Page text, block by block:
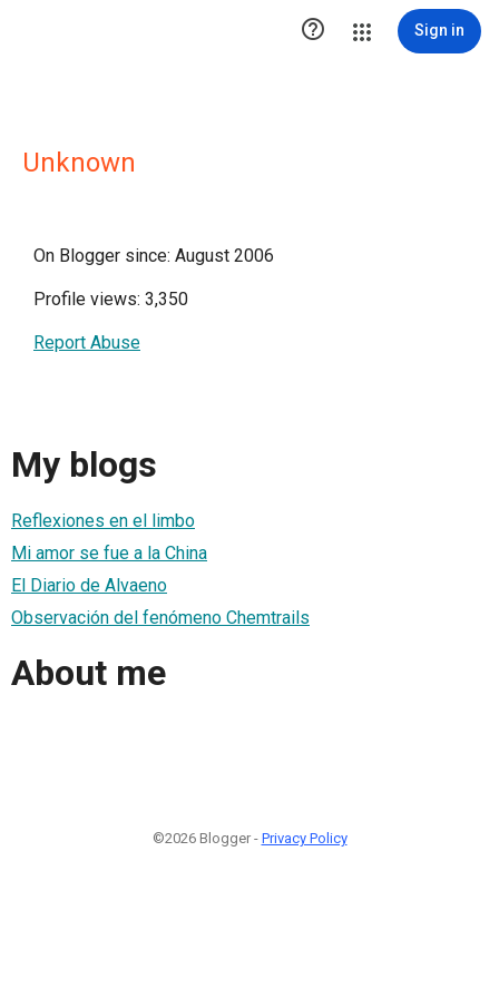
 Sign in
Unknown
On Blogger since: August 2006
Profile views: 3,350
Report Abuse
My blogs
Reflexiones en el limbo
Mi amor se fue a la China
El Diario de Alvaeno
Observación del fenómeno Chemtrails
About me
©2026 Blogger - Privacy Policy